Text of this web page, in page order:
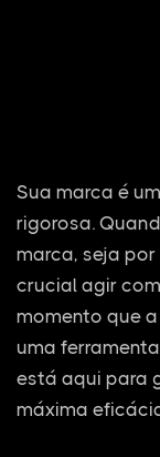
Sua marca é
rigorosa.
marca, seja
crucial agir
momento que
uma
está aqui para
máxima